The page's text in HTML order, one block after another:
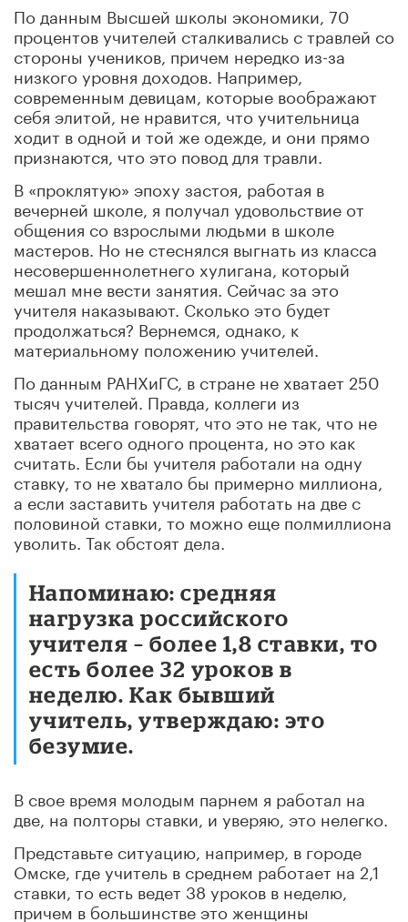
По данным Высшей школы экономики, 70
процентов учителей сталкивались с травлей со
стороны учеников, причем нередко из-за
низкого уровня доходов. Например,
современным девицам, которые воображают
себя элитой, не нравится, что учительница
ходит в одной и той же одежде, и они прямо
признаются, что это повод для травли.
В «проклятую» эпоху застоя, работая в
вечерней школе , я получал удовольствие от
общения со взрослыми людьми в школе
мастеров. Но не стеснялся выгнать из класса
несовершеннолетнего хулигана, который
мешал мне вести занятия. Сейчас за это
учителя наказывают. Сколько это будет
продолжаться? Вернемся, однако, к
материальному положению учителей.
По данным РАНХиГС, в стране не хватает 250
тысяч учителей. Правда, коллеги из
правительства говорят, что это не так, что не
хватает всего одного процента, но это как
считать. Если бы учителя работали на одну
ставку, то не хватало бы примерно миллиона,
а если заставить учителя работать на две с
половиной ставки, то можно еще полмиллиона
уволить. Так обстоят дела.
Напоминаю: средняя
нагрузка российского
учителя – более 1,8 ставки, то
есть более 32 уроков в
неделю. Как бывший
учитель, утверждаю: это
безумие.
В свое время молодым парнем я работал на
две, на полторы ставки, и уверяю, это нелегко.
Представьте ситуацию, например, в городе
Омске, где учитель в среднем работает на 2,1
ставки, то есть ведет 38 уроков в неделю,
причем в большинстве это женщины